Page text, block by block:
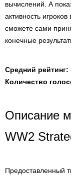
вычислений. А
активность
сможете сами
конечные
Средний рейтинг:
Количество
Описание
WW2
Предоставленный